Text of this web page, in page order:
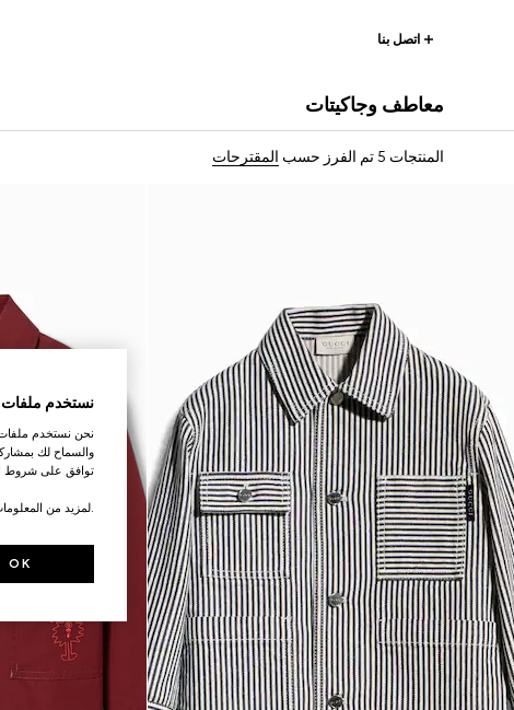
اتصل بنا
معاطف وجاكيتات
المنتجات 5 تم الفرز حسب المقترحات
نستخدم ملفات
نحن نستخدم ملفات
والسماح لك
توافق على شروط
.لمزيد من
OK